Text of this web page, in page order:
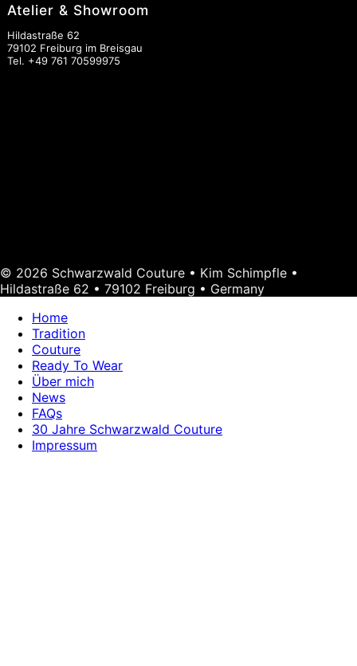
Atelier & Showroom
Hildastraße 62
79102 Freiburg im Breisgau
Tel. +49 761 70599975
© 2026 Schwarzwald Couture • Kim Schimpfle •
Hildastraße 62 • 79102 Freiburg • Germany
Home
Tradition
Couture
Ready To Wear
Über mich
News
FAQs
30 Jahre Schwarzwald Couture
Impressum